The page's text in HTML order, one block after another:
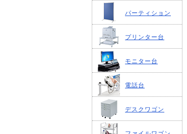
パーティション
プリンター台
モニター台
電話台
デスクワゴン